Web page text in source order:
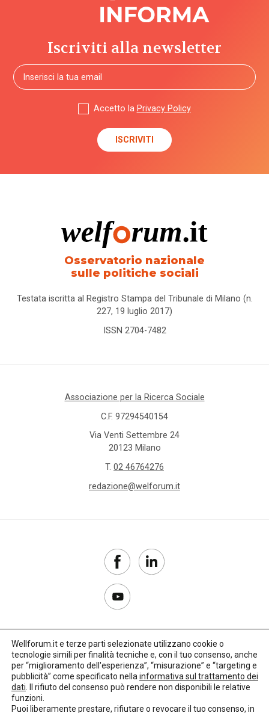
Iscriviti alla newsletter
Accetto la Privacy Policy
Osservatorio nazionale
sulle politiche sociali
Testata iscritta al Registro Stampa del Tribunale di Milano (n.
227, 19 luglio 2017)
ISSN 2704-7482
Associazione per la Ricerca Sociale
C.F. 97294540154
Via Venti Settembre 24
20123 Milano
T. 02 46764276
redazione@welforum.it
Copyright 2017–2026
Privacy Policy
Wellforum.it e terze parti selezionate utilizzano cookie o
tecnologie simili per finalità tecniche e, con il tuo consenso, anche
per “miglioramento dell'esperienza”, “misurazione” e “targeting e
pubblicità” come specificato nella informativa sul trattamento dei
dati . Il rifiuto del consenso può rendere non disponibili le relative
funzioni.
Puoi liberamente prestare, rifiutare o revocare il tuo consenso, in